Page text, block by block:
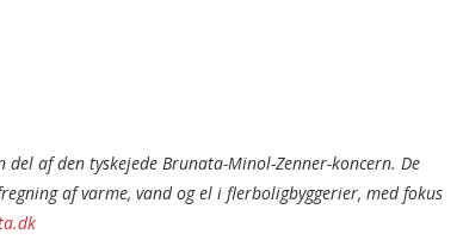
af den tyskejede Brunata-Minol-Zenner-koncern. De
af varme, vand og el i flerboligbyggerier, med fokus